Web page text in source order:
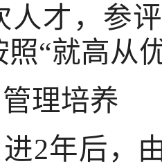
人才，参
照“就高从
管理培养
2年后，